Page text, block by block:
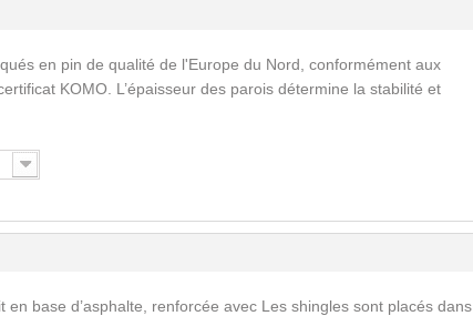
en pin de qualité de l'Europe du Nord, conformément aux
KOMO. L’épaisseur des parois détermine la stabilité et
en base d’asphalte, renforcée avec Les shingles sont placés dans